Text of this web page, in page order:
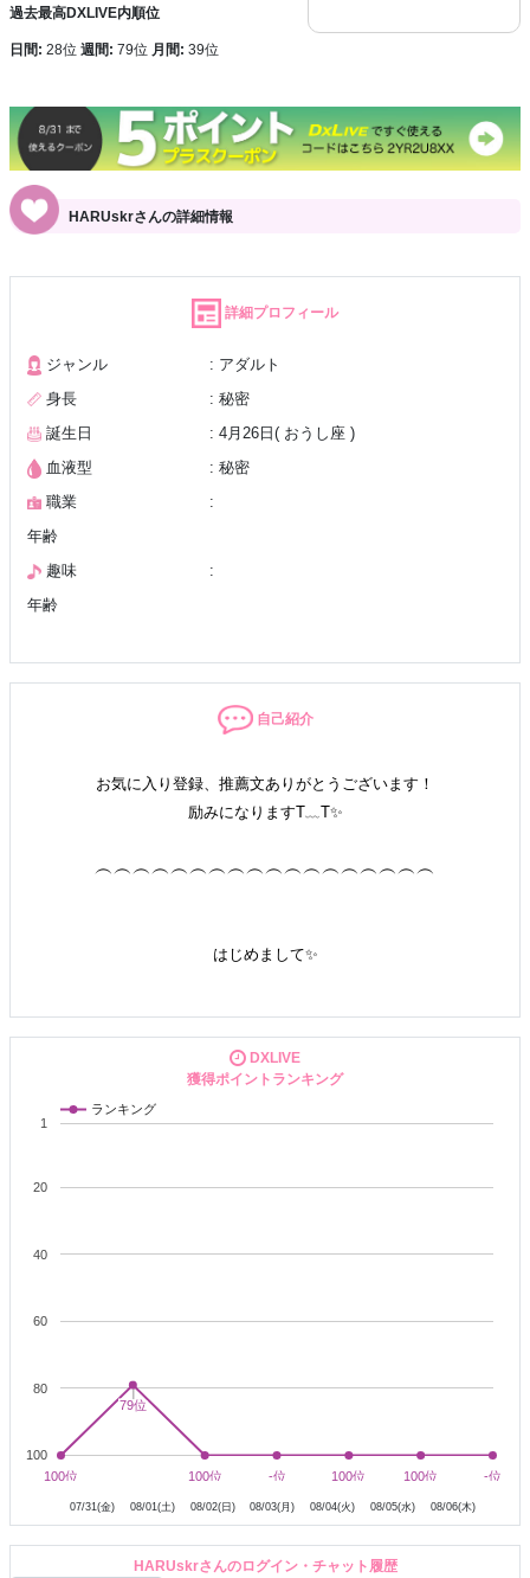
過去最高DXLIVE内順位
日間: 28位 週間: 79位 月間: 39位
HARUskrさんの詳細情報
詳細プロフィール
ジャンル
: アダルト
身長
: 秘密
誕生日
: 4月26日( おうし座 )
血液型
: 秘密
職業
:
年齢
趣味
:
年齢
自己紹介
お気に入り登録、推薦文ありがとうございます！
励みになりますT﹏T✨
︵︵︵︵︵︵︵︵︵︵︵︵︵︵︵︵︵︵
はじめまして✨
※無料が苦手です?
そのためラブンスを常時準備しておりますので
★マスクは２ショットでも外せません。
また、はじめましての方の2ショット、特にビデオ音声通話はご遠慮
★挨拶がなかったり失礼な態度をとる方は自衛のためにもブロックし
DXLIVE
獲得ポイントランキング
ランキング
1
20
40
60
80
100
100位
100位
79位
79位
100位
100位 -位
-位 100位
100位 100位
100位 -位
-位
07/31(金) 08/01(土) 08/02(日) 08/03(月) 08/04(火) 08/05(水) 08/06(木)
HARUskrさんのログイン・チャット履歴